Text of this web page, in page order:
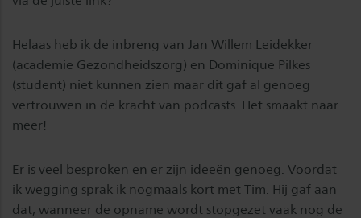
Helaas heb ik de inbreng van Jan Willem Leidekker
(academie Gezondheidszorg) en Dominique Pilkes
(student) niet kunnen zien maar dit gaf al genoeg
vertrouwen in de kracht van podcasts. Het smaakt naar
meer!
Er is veel besproken en er zijn ideeën genoeg. Voordat
ik wegging sprak ik nogmaals kort met Tim. Hij gaf aan
dat, wanneer de opname wordt stopgezet vaak nog de